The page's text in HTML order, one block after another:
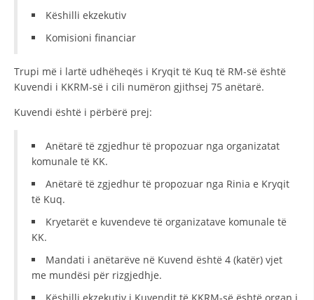
STATUTI I KRYQIT TË KUQ
KUVENDI
DISEMINIMI
Këshilli ekzekutiv
Komisioni financiar
Trupi më i lartë udhëheqës i Kryqit të Kuq të RM-së është
Kuvendi i KKRM-së i cili numëron gjithsej 75 anëtarë.
Kuvendi është i përbërë prej:
Anëtarë të zgjedhur të propozuar nga organizatat
komunale të KK.
Anëtarë të zgjedhur të propozuar nga Rinia e Kryqit
të Kuq.
Kryetarët e kuvendeve të organizatave komunale të
KK.
Mandati i anëtarëve në Kuvend është 4 (katër) vjet
me mundësi për rizgjedhje.